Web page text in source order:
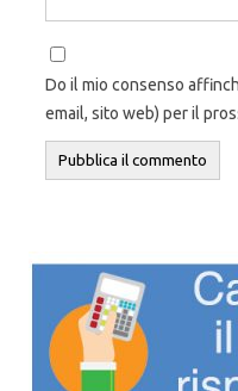
Do il mio consenso
email, sito web) per il